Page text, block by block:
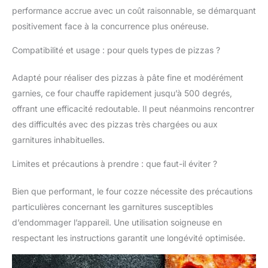
cuisson. Prêt à l'emploi
avec raccordement au
de 50 mbar et tuyau de
adapté pour
l'Allemagne et
l'Autriche. Design
robuste pour les
amateurs de plein air :
galvanisé et revêtu de
chaleur, durable et
performance accrue avec un coût raisonnable, se démarquant
positivement face à la concurrence plus onéreuse.
Compatibilité et usage : pour quels types de pizzas ?
Adapté pour réaliser des pizzas à pâte fine et modérément
garnies, ce four chauffe rapidement jusqu’à 500 degrés,
offrant une efficacité redoutable. Il peut néanmoins rencontrer
des difficultés avec des pizzas très chargées ou aux
garnitures inhabituelles.
Limites et précautions à prendre : que faut-il éviter ?
Bien que performant, le four cozze nécessite des précautions
particulières concernant les garnitures susceptibles
d’endommager l’appareil. Une utilisation soigneuse en
respectant les instructions garantit une longévité optimisée.